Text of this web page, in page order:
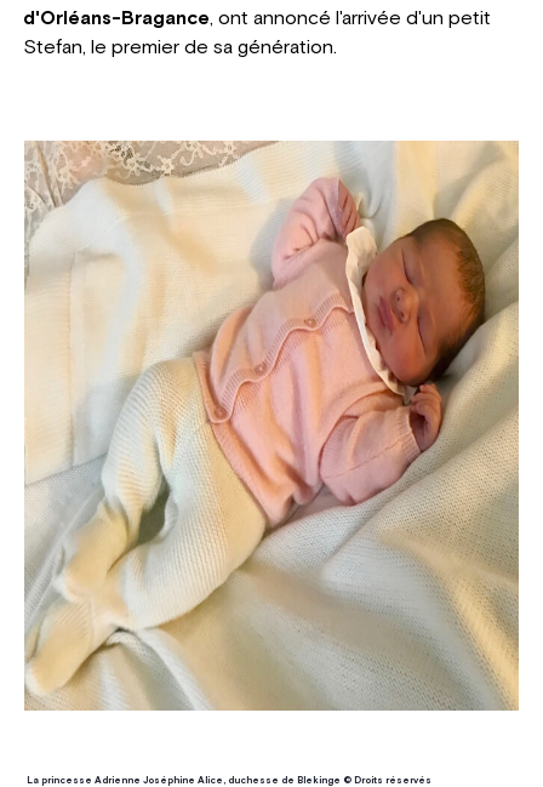
d'Orléans-Bragance, ont annoncé l'arrivée d'un petit
Stefan, le premier de sa génération.
La princesse Adrienne Joséphine Alice, duchesse de Blekinge © Droits réservés